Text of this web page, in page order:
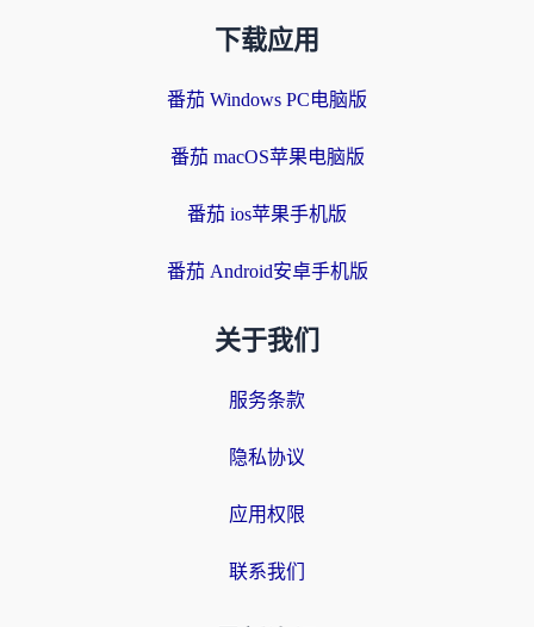
下载应用
番茄 Windows PC电脑版
番茄 macOS苹果电脑版
番茄 ios苹果手机版
番茄 Android安卓手机版
关于我们
服务条款
隐私协议
应用权限
联系我们